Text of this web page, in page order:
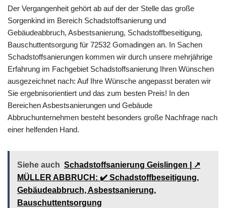
Der Vergangenheit gehört ab auf der der Stelle das große
Sorgenkind im Bereich Schadstoffsanierung und
Gebäudeabbruch, Asbestsanierung, Schadstoffbeseitigung,
Bauschuttentsorgung für 72532 Gomadingen an. In Sachen
Schadstoffsanierungen kommen wir durch unsere mehrjährige
Erfahrung im Fachgebiet Schadstoffsanierung Ihren Wünschen
ausgezeichnet nach: Auf Ihre Wünsche angepasst beraten wir
Sie ergebnisorientiert und das zum besten Preis! In den
Bereichen Asbestsanierungen und Gebäude
Abbruchunternehmen besteht besonders große Nachfrage nach
einer helfenden Hand.
Siehe auch Schadstoffsanierung Geislingen | ↗️
MÜLLER ABBRUCH: ✔️ Schadstoffbeseitigung,
Gebäudeabbruch, Asbestsanierung,
Bauschuttentsorgung